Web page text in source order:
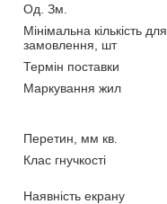
Од. Зм.
Мінімальна кількість для
замовлення, шт
Термін поставки
Маркування жил
Перетин, мм кв.
Клас гнучкості
Наявність екрану